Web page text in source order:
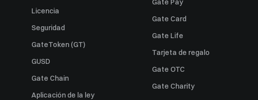
Licencia
Seguridad
GateToken (GT)
GUSD
Gate Chain
Aplicación de la ley
Gate Pay
Gate Card
Gate Life
Tarjeta de regalo
Gate OTC
Gate Charity